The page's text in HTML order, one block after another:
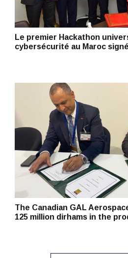
Le premier Hackathon
cybersécurité au Maroc
The Canadian GAL
125 million dirhams in the